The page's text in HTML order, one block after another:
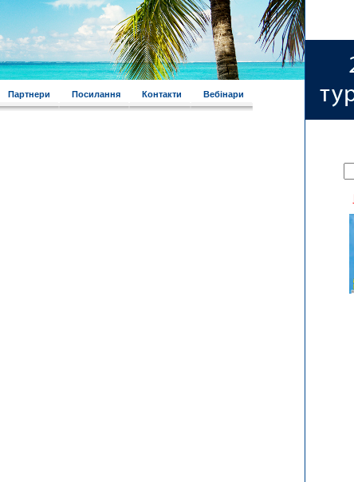
Партнери Посилання Контакти Вебінари